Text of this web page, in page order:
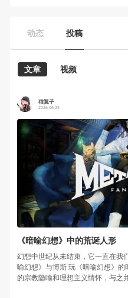
动态 投稿
文章 视频
猫翼子
2026-06-25
《暗喻幻想》中的荒诞人形
幻想中世纪从未结束，它一直在
喻幻想》与博斯 玩《暗喻幻想》
的宗教隐喻和理想主义情怀，与之